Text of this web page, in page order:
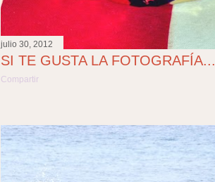
julio 30, 2012
SI TE GUSTA LA FOTOGRAFÍA...
Compartir